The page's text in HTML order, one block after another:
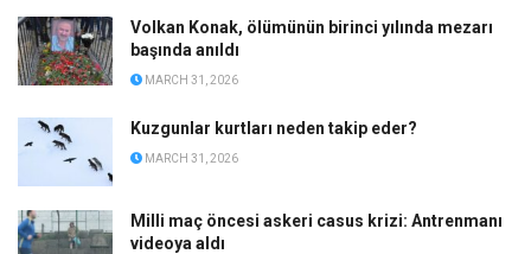
Volkan Konak, ölümünün birinci yılında mezarı
başında anıldı
MARCH 31, 2026
Kuzgunlar kurtları neden takip eder?
MARCH 31, 2026
Milli maç öncesi askeri casus krizi: Antrenmanı
videoya aldı